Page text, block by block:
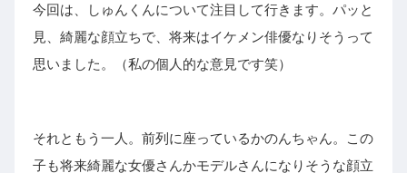
今回は、しゅんくんについて注目して行きます。パッと
見、綺麗な顔立ちで、将来はイケメン俳優なりそうって
思いました。（私の個人的な意見です笑）
それともう一人。前列に座っているかのんちゃん。
この
子も将来綺麗な女優さんかモデルさんになりそうな顔立